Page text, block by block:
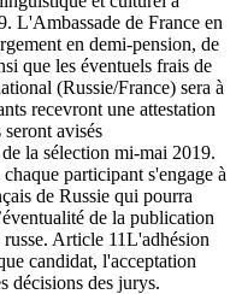
L'Ambassade de France en
en demi-pension, de
que les éventuels frais de
(Russie/France) sera à
recevront une attestation
avisés
la sélection mi-mai 2019.
participant s'engage à
de Russie qui pourra
de la publication
Article 11L'adhésion
candidat, l'acceptation
décisions des jurys.